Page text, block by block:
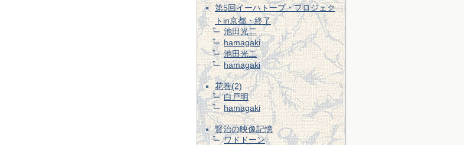
第5回イーハトーブ・プロジェク
トin京都・終了
池田光二
hamagaki
池田光二
hamagaki
花巻(2)
白戸明
hamagaki
賢治の映像記憶
ワドドーン